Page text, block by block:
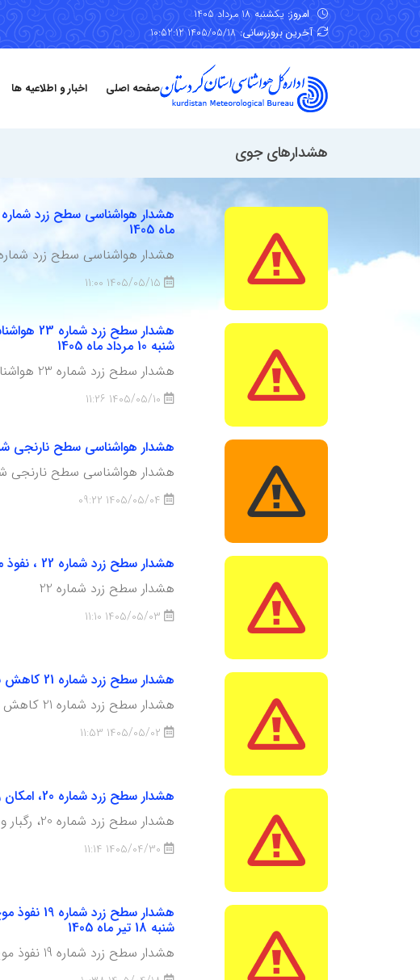
امروز: یکشنبه 18 مرداد 1405
آخرین بروزرسانی: 1405/05/18 10:52:12
صفحه اصلی اخبار و اطلاعیه ها
هشدارهای جوی
ماه 1405
هشدار هواشناسی سطح زرد شماره 24: امکان رخداد بارش های رگباری برای نواحی شرقی و ارتفاعات مرکزی
هشدار
شنبه 10 مرداد ماه 1405
هشدار سطح زرد شماره 23 هواشناسی استان کردستان
هشدار هواشناسی سطح نارنجی شماره 10: نفوذ موج گرما؛ تاریخ صدور: یکشنبه 4
هشدار هواشناسی سطح نارنجی شماره 10: نفوذ
هشدار سطح زرد شماره 22 ، نفوذ موج گرما، تاریخ صدور :شنبه 3 ام مردادماه 1405
هشدار سطح زرد شماره 22
هشدار سطح زرد شماره 21 کاهش نسبی کیفیت هوا، تاریخ صدور :جمعه2 ام مردادماه 1405
هشدار سطح زرد شماره 21 کاهش نسبی کیفیت هوا
هشدار سطح زرد شماره 20، امکان رگبار و رعد و برق در بخش هایی از شمال استان، تاریخ صدور : سه شنبه 30 تیر ماه 1405
هشدار سطح زرد شماره 20، رگبار و رعد و برق در بخش هایی از شمال استان،
هشدار
شنبه 18 تیر ماه 1405
هشدار سطح زرد شماره 19 نفوذ موج گرما و تداوم هوای گرم